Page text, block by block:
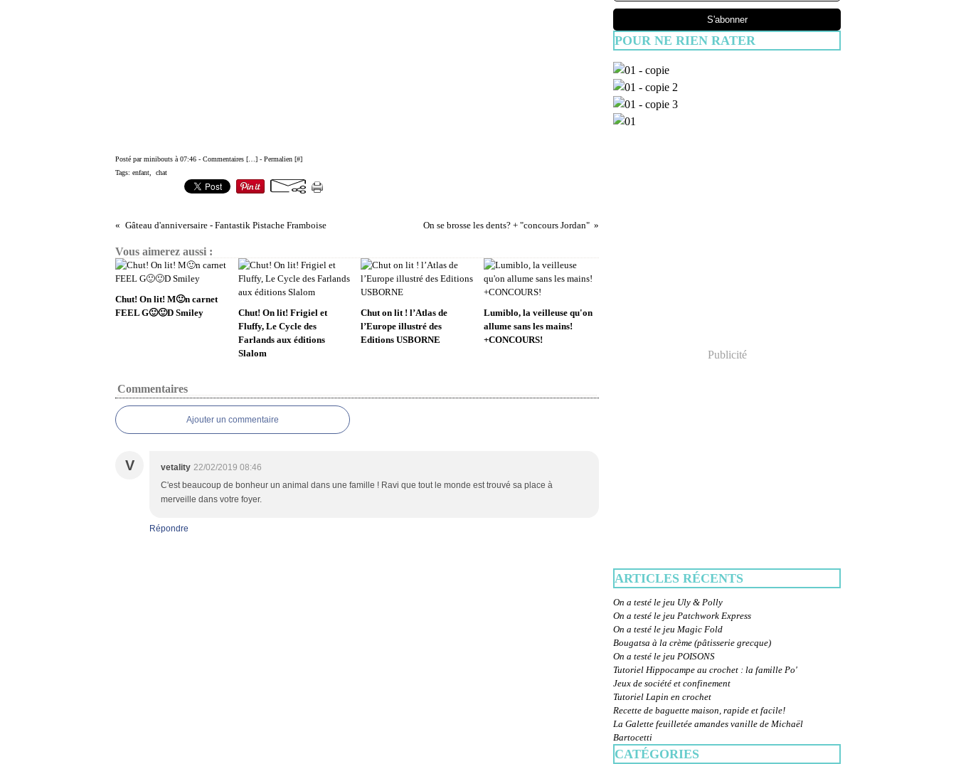
Posté par minibouts à 07:46 - Commentaires [ ] - Permalien [#]
Tags: enfant chat
Gâteau d'anniversaire - Fantastik Pistache Framboise On se brosse les dents? + "concours Jordan"
Vous aimerez aussi :
Chut! On lit! M🙂n carnet
FEEL G🙂🙂D Smiley
Chut! On lit! Frigiel et
Fluffy, Le Cycle des
Farlands aux éditions
Slalom
Chut on lit ! l’Atlas de
l’Europe illustré des
Editions USBORNE
Lumiblo, la veilleuse qu'on
allume sans les mains!
+CONCOURS!
Commentaires
Ajouter un commentaire
V vetality 22/02/2019 08:46
C'est beaucoup de bonheur un animal dans une famille ! Ravi que tout le monde est trouvé sa place à
merveille dans votre foyer.
Répondre
POUR NE RIEN RATER
Publicité
ARTICLES RÉCENTS
On a testé le jeu Uly & Polly
On a testé le jeu Patchwork Express
On a testé le jeu Magic Fold
Bougatsa à la crème (pâtisserie grecque)
On a testé le jeu POISONS
Tutoriel Hippocampe au crochet : la famille Po'
Jeux de société et confinement
Tutoriel Lapin en crochet
Recette de baguette maison, rapide et facile!
La Galette feuilletée amandes vanille de Michaël
Bartocetti
CATÉGORIES